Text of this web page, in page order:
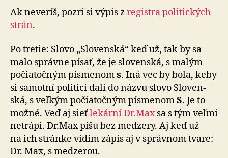
Ak neveríš, pozri si výpis zregistra po­li­tic­kých
strán.
Po tretie: Slovo „Slovenská“ keď už, tak by sa
malo správne písať, že je slovenská, s malým
po­čia­toč­ným pís­me­noms. Iná vec by bola, keby
si samotní politici dali do názvu slovo Slo­ven­
ská, s veľ­kým po­čia­toč­ným pís­me­nomS. Je to
možné. Veď aj sieťlekární Dr.Maxsa s tým veľmi
netrápi. Dr.Max píšu bez medzery. Aj keď už
na ich stránke vidím zápis aj v správ­nom tvare:
Dr. Max, s me­dze­rou.